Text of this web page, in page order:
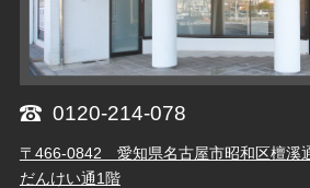
0120-214-078
〒466-0842 愛知県名古屋市昭和区檀
だんけい通1階